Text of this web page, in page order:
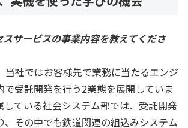
スサービスの事業内容を教えてくださ
当社ではお客様先で業務に当たるエンジ
で受託開発を行う2業態を展開していま
している社会システム部では、受託開発
、その中でも鉄道関連の組込みシステム